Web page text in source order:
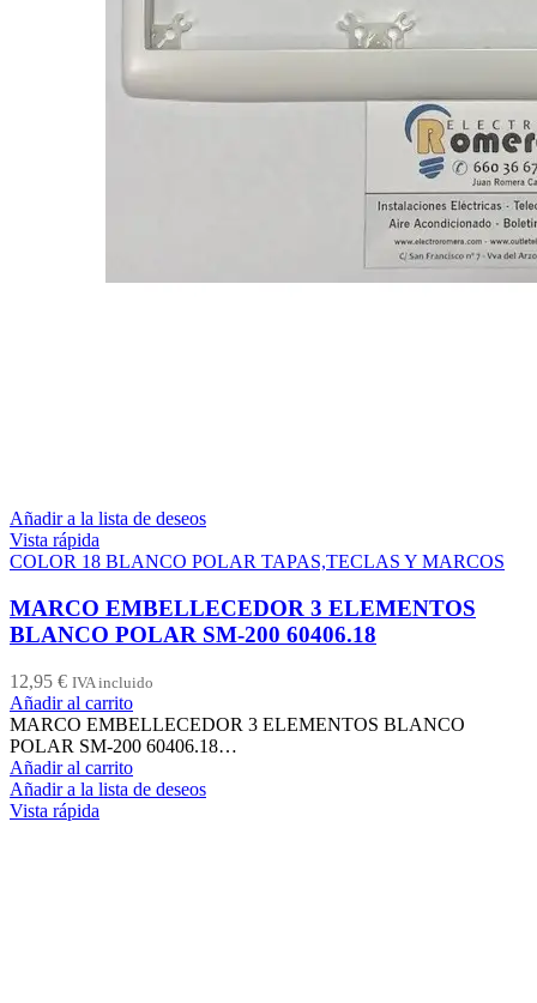
Añadir a la lista de deseos
Vista rápida
COLOR 18 BLANCO POLAR TAPAS,TECLAS Y MARCOS
MARCO EMBELLECEDOR 3 ELEMENTOS
BLANCO POLAR SM-200 60406.18
12,95 € IVA incluido
Añadir al carrito
MARCO EMBELLECEDOR 3 ELEMENTOS BLANCO
POLAR SM-200 60406.18…
Añadir al carrito
Añadir a la lista de deseos
Vista rápida